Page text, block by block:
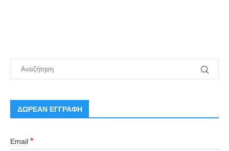
ΔΩΡΕΑΝ ΕΓΓΡΑΦΗ
Email *